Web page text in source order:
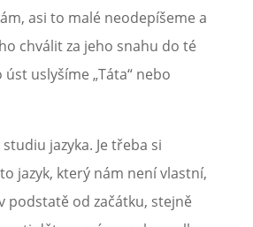
asi to malé neodepíšeme a
chválit za jeho snahu do té
úst uslyšíme „Táta“ nebo
jazyka. Je třeba si
jazyk, který nám není vlastní,
podstatě od začátku, stejně